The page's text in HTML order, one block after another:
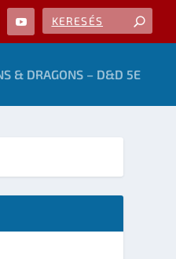
& DRAGONS – D&D 5E